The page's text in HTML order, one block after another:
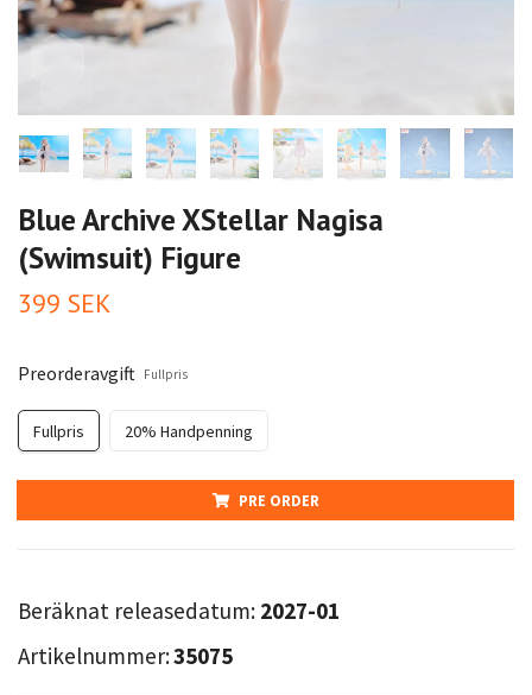
Blue Archive XStellar Nagisa
(Swimsuit) Figure
399 SEK
Preorderavgift Fullpris
Fullpris 20% Handpenning
PRE ORDER
Beräknat releasedatum: 2027-01
Artikelnummer:35075